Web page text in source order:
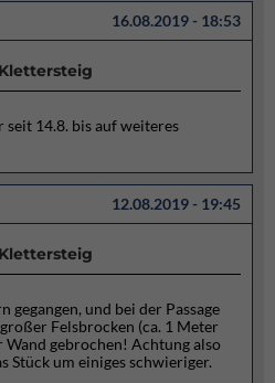
16.08.2019 - 18:53
seit 14.8. bis auf weiteres
12.08.2019 - 19:45
gegangen, und bei der Passage
Felsbrocken (ca. 1 Meter
Wand gebrochen! Achtung also
Stück um einiges schwieriger.